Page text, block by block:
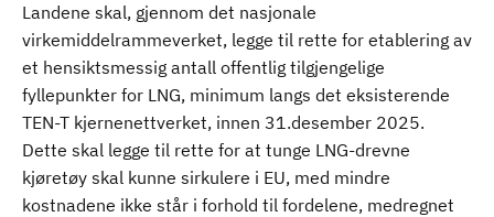
Landene skal, gjennom det nasjonale
virkemiddelrammeverket, legge til rette for etablering av
et hensiktsmessig antall offentlig tilgjengelige
fyllepunkter for LNG, minimum langs det eksisterende
TEN-T kjernenettverket, innen 31.desember 2025.
Dette skal legge til rette for at tunge LNG-drevne
kjøretøy skal kunne sirkulere i EU, med mindre
kostnadene ikke står i forhold til fordelene, medregnet